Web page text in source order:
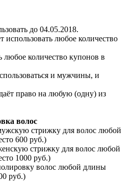
до 04.05.2018.
любое количество
количество купонов в
и мужчины, и
право на любую (одну) из
волос
стрижку для волос любой
600 руб.)
стрижку для волос любой
1000 руб.)
волос любой длины
руб.)